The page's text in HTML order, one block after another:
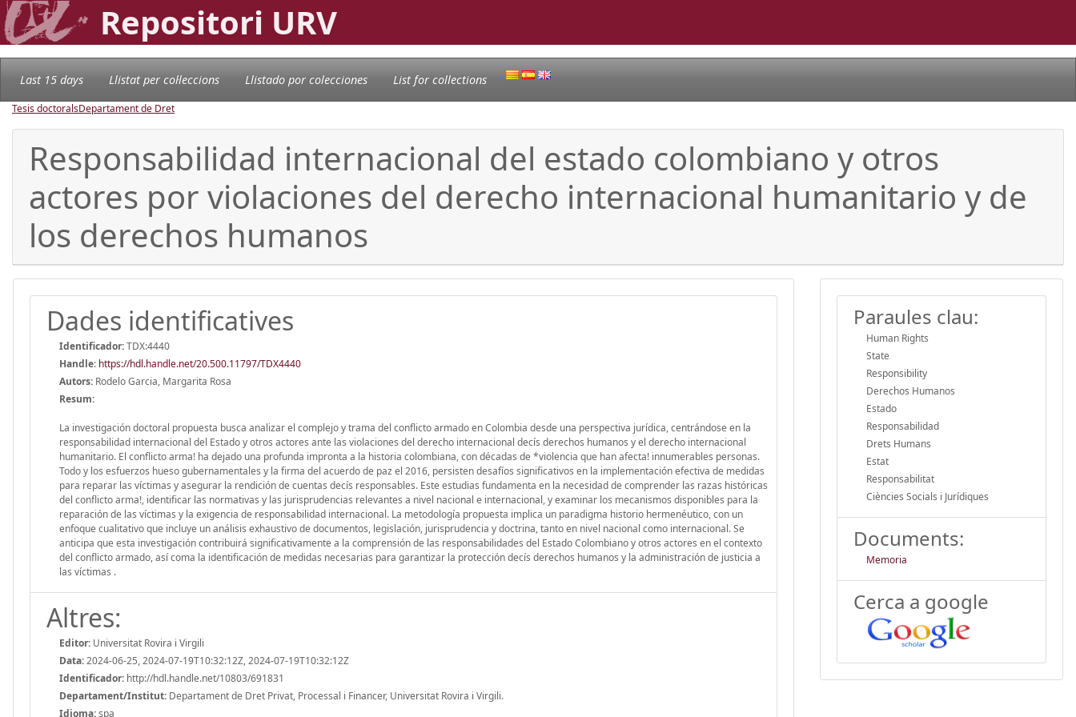
Repositori URV
Last 15 days Llistat per col·leccions Llistado por colecciones List for collections
Tesis doctoralsDepartament de Dret
Responsabilidad internacional del estado colombiano y otros
actores por violaciones del derecho internacional humanitario y de
los derechos humanos
Dades identificatives
Identificador:TDX:4440
Handle: https://hdl.handle.net/20.500.11797/TDX4440
Autors: Rodelo Garcia, Margarita Rosa
Resum:
La investigación doctoral propuesta busca analizar el complejo y trama del conflicto armado en Colombia desde una perspectiva jurídica, centrándose en la
responsabilidad internacional del Estado y otros actores ante las violaciones del derecho internacional decís derechos humanos y el derecho internacional
humanitario. El conflicto arma! ha dejado una profunda impronta a la historia colombiana, con décadas de *violencia que han afecta! innumerables personas.
Todo y los esfuerzos hueso gubernamentales y la firma del acuerdo de paz el 2016, persisten desafíos significativos en la implementación efectiva de medidas
para reparar las víctimas y asegurar la rendición de cuentas decís responsables. Este estudias fundamenta en la necesidad de comprender las razas históricas
del conflicto arma!, identificar las normativas y las jurisprudencias relevantes a nivel nacional e internacional, y examinar los mecanismos disponibles para la
reparación de las víctimas y la exigencia de responsabilidad internacional. La metodología propuesta implica un paradigma historio hermenéutico, con un
enfoque cualitativo que incluye un análisis exhaustivo de documentos, legislación, jurisprudencia y doctrina, tanto en nivel nacional como internacional. Se
anticipa que esta investigación contribuirá significativamente a la comprensión de las responsabilidades del Estado Colombiano y otros actores en el contexto
del conflicto armado, así coma la identificación de medidas necesarias para garantizar la protección decís derechos humanos y la administración de justicia a
las víctimas .
Altres:
Editor: Universitat Rovira i Virgili
Data:2024-06-25, 2024-07-19T10:32:12Z, 2024-07-19T10:32:12Z
Identificador: http://hdl.handle.net/10803/691831
Departament/Institut: Departament de Dret Privat, Processal i Financer, Universitat Rovira i Virgili.
Idioma:spa
Paraules clau:
Human Rights
State
Responsibility
Derechos Humanos
Estado
Responsabilidad
Drets Humans
Estat
Responsabilitat
Ciències Socials i Jurídiques
Documents:
Memoria
Cerca a google